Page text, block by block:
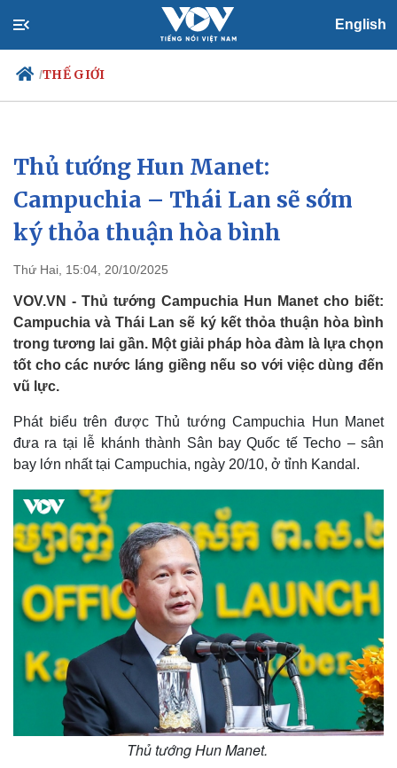
English
/THẾ GIỚI
Chính trị
Đảng
Tổ chức nhân sự
Quốc hội
Nhận diện sự thật
Xã hội
Tin 24h
Dự báo thời tiết
Giáo dục
Thủ tướng Hun Manet:
Campuchia – Thái Lan sẽ sớm
ký thỏa thuận hòa bình
Thứ Hai, 15:04, 20/10/2025
VOV.VN - Thủ tướng Campuchia Hun Manet cho biết:
Campuchia và Thái Lan sẽ ký kết thỏa thuận hòa bình
trong tương lai gần. Một giải pháp hòa đàm là lựa chọn
tốt cho các nước láng giềng nếu so với việc dùng đến
vũ lực.
Phát biểu trên được Thủ tướng Campuchia Hun Manet
đưa ra tại lễ khánh thành Sân bay Quốc tế Techo – sân
bay lớn nhất tại Campuchia, ngày 20/10, ở tỉnh Kandal.
Thủ tướng Hun Manet.